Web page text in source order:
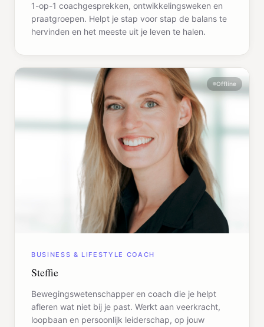
1-op-1 coachgesprekken, ontwikkelingsweken en
praatgroepen. Helpt je stap voor stap de balans te
hervinden en het meeste uit je leven te halen.
Offline
BUSINESS & LIFESTYLE COACH
Steffie
Bewegingswetenschapper en coach die je helpt
afleren wat niet bij je past. Werkt aan veerkracht,
loopbaan en persoonlijk leiderschap, op jouw